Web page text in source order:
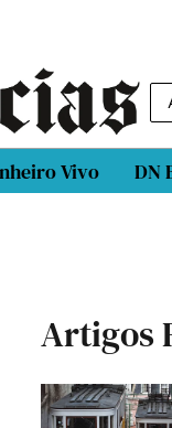
Vivo DN
Artigos